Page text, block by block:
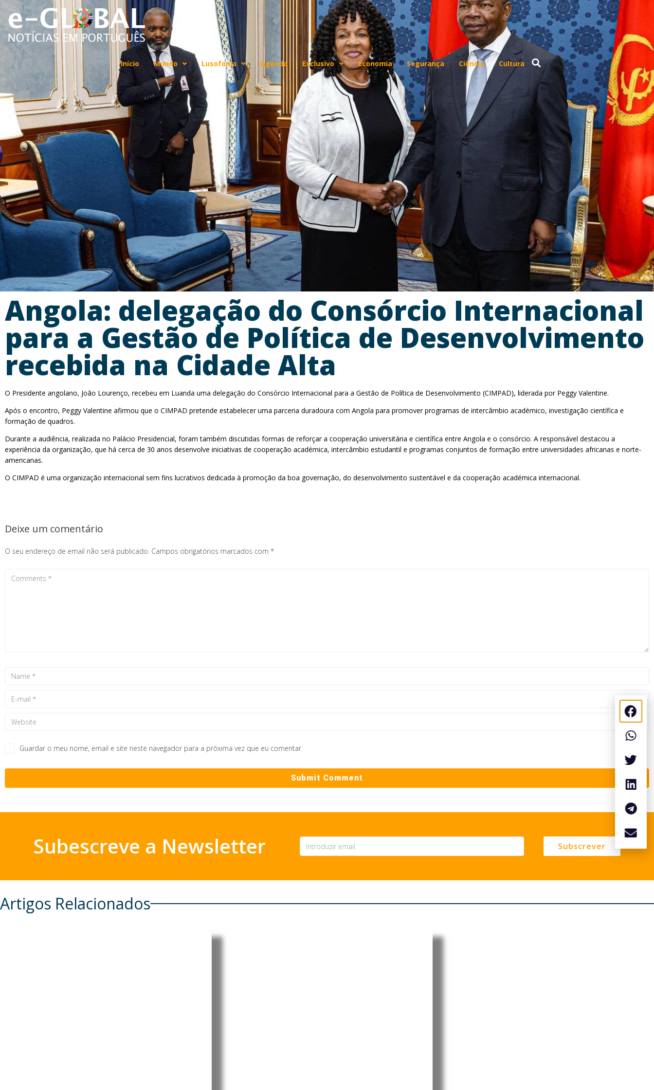
Início Mundo Lusofonia Agenda Exclusivo Economia Segurança Ciência Cultura
Angola: delegação do Consórcio Internacional
para a Gestão de Política de Desenvolvimento
recebida na Cidade Alta
O Presidente angolano, João Lourenço, recebeu em Luanda uma delegação do Consórcio Internacional para a Gestão de Política de Desenvolvimento (CIMPAD), liderada por Peggy Valentine.
Após o encontro, Peggy Valentine afirmou que o CIMPAD pretende estabelecer uma parceria duradoura com Angola para promover programas de intercâmbio académico, investigação científica e
formação de quadros.
Durante a audiência, realizada no Palácio Presidencial, foram também discutidas formas de reforçar a cooperação universitária e científica entre Angola e o consórcio. A responsável destacou a
experiência da organização, que há cerca de 30 anos desenvolve iniciativas de cooperação académica, intercâmbio estudantil e programas conjuntos de formação entre universidades africanas e norte-
americanas.
O CIMPAD é uma organização internacional sem fins lucrativos dedicada à promoção da boa governação, do desenvolvimento sustentável e da cooperação académica internacional.
Deixe um comentário
O seu endereço de email não será publicado. Campos obrigatórios marcados com *
Guardar o meu nome, email e site neste navegador para a próxima vez que eu comentar.
Subescreve a Newsletter Subscrever
Artigos Relacionados